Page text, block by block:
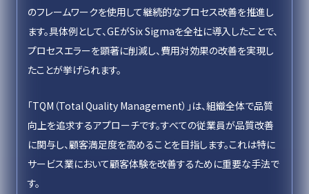
のフレームワークを使用して継続的なプロセス改善を推進し
ます。具体例として、GEがSix Sigmaを全社に導入したことで、
プロセスエラーを顕著に削減し、費用対効果の改善を実現し
たことが挙げられます。
「TQM（Total Quality Management）」は、組織全体で品質
向上を追求するアプローチです。すべての従業員が品質改善
に関与し、顧客満足度を高めることを目指します。これは特に
サービス業において顧客体験を改善するために重要な手法で
す。